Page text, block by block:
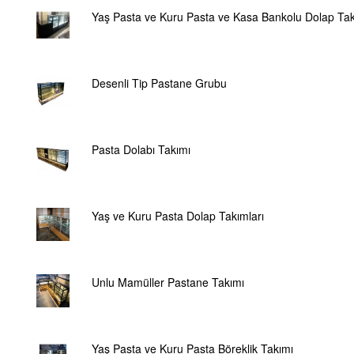
Yaş Pasta ve Kuru Pasta ve Kasa Bankolu Dolap
Desenli Tip Pastane Grubu
Pasta Dolabı Takımı
Yaş ve Kuru Pasta Dolap Takımları
Unlu Mamüller Pastane Takımı
Yaş Pasta ve Kuru Pasta Böreklik Takımı